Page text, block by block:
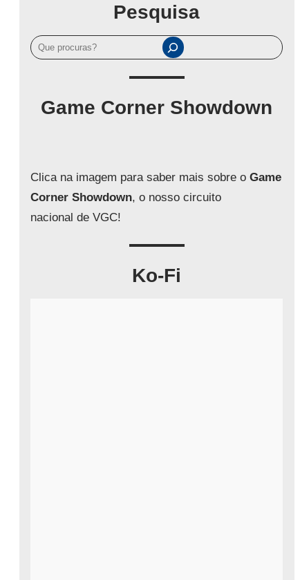
Pesquisa
P
e
Game Corner Showdown
Clica na imagem para saber mais sobre oGame
Corner Showdown, o nosso circuito
nacional de VGC!
Ko-Fi